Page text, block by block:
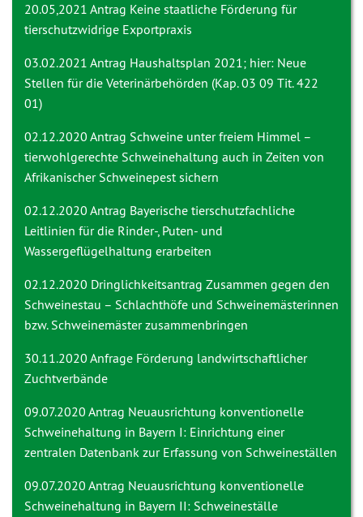
20.05,2021 Antrag Keine staatliche Förderung für
tierschutzwidrige Exportpraxis
03.02.2021 Antrag Haushaltsplan 2021; hier: Neue
Stellen für die Veterinärbehörden (Kap. 03 09 Tit. 422
01)
02.12.2020 Antrag Schweine unter freiem Himmel –
tierwohlgerechte Schweinehaltung auch in Zeiten von
Afrikanischer Schweinepest sichern
02.12.2020 Antrag Bayerische tierschutzfachliche
Leitlinien für die Rinder-, Puten- und
Wassergeflügelhaltung erarbeiten
02.12.2020 Dringlichkeitsantrag Zusammen gegen den
Schweinestau – Schlachthöfe und Schweinemästerinnen
bzw. Schweinemäster zusammenbringen
30.11.2020 Anfrage Förderung landwirtschaftlicher
Zuchtverbände
09.07.2020 Antrag Neuausrichtung konventionelle
Schweinehaltung in Bayern I: Einrichtung einer
zentralen Datenbank zur Erfassung von Schweineställen
09.07.2020 Antrag Neuausrichtung konventionelle
Schweinehaltung in Bayern II: Schweineställe